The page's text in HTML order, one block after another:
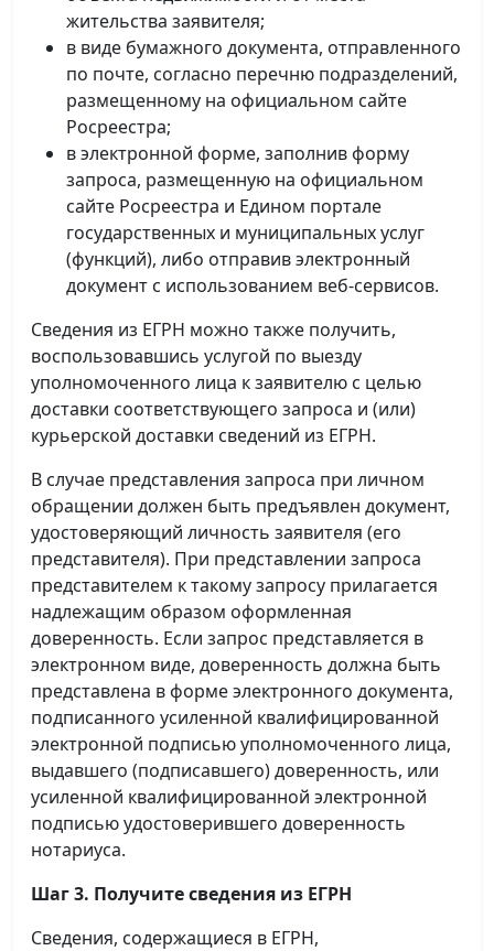
жительства заявителя;
в виде бумажного документа, отправленного
по почте, согласно перечню подразделений,
размещенному на официальном сайте
Росреестра;
в электронной форме, заполнив форму
запроса, размещенную на официальном
сайте Росреестра и Едином портале
государственных и муниципальных услуг
(функций), либо отправив электронный
документ с использованием веб-сервисов.
Сведения из ЕГРН можно также получить,
воспользовавшись услугой по выезду
уполномоченного лица к заявителю с целью
доставки соответствующего запроса и (или)
курьерской доставки сведений из ЕГРН.
В случае представления запроса при личном
обращении должен быть предъявлен документ,
удостоверяющий личность заявителя (его
представителя). При представлении запроса
представителем к такому запросу прилагается
надлежащим образом оформленная
доверенность. Если запрос представляется в
электронном виде, доверенность должна быть
представлена в форме электронного документа,
подписанного усиленной квалифицированной
электронной подписью уполномоченного лица,
выдавшего (подписавшего) доверенность, или
усиленной квалифицированной электронной
подписью удостоверившего доверенность
нотариуса.
Шаг 3. Получите сведения из ЕГРН
Сведения, содержащиеся в ЕГРН,